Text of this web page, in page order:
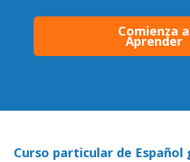
Comienza a
Aprender
Curso particular de Español